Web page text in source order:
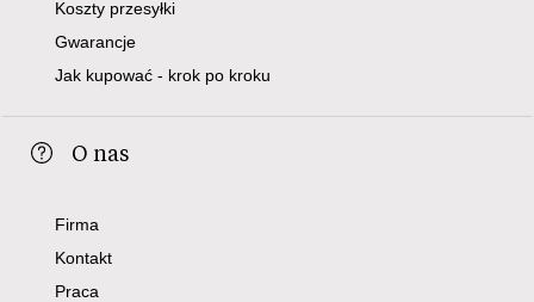
Koszty przesyłki
Gwarancje
Jak kupować - krok po kroku
O nas
Firma
Kontakt
Praca